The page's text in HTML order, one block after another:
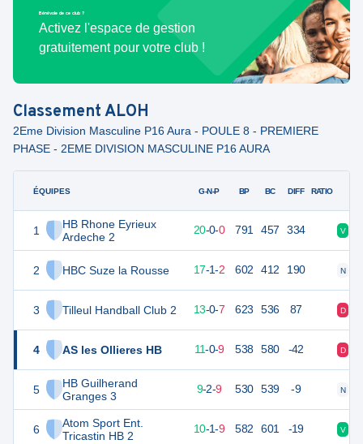
Bénévole de ce club ?
Activez l'espace de gestion
gratuitement pour votre club !
ClassementALOH
2Eme Division Masculine P16 Aura - POULE 8 - PREMIERE
PHASE - 2EME DIVISION MASCULINE P16 AURA
ÉQUIPES
1
HB Rhone Eyrieux
Ardeche 2
2 HBC Suze la Rousse
3 Tilleul Handball Club 2
4 AS les Ollieres HB
5
HB Guilherand
Granges 3
6
Atom Sport Ent.
Tricastin HB 2
G-N-P BP BC DIFF RATIO
60 20-0-0 791 457 334 V
55 20 17-1-2 602 412 190 N
45 20 13-0-7 623 536 87 D
42 11-0-9 538 580 -42 D
9-2-9 530 539 -9 N
40 10-1-9 582 601 -19 V